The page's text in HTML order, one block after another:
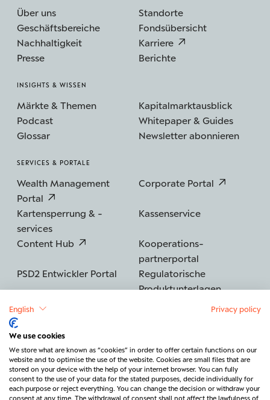
Über uns
Standorte
Geschäftsbereiche
Fondsübersicht
Nachhaltigkeit
Karriere
Presse
Berichte
INSIGHTS & WISSEN
Märkte & Themen
Kapitalmarktausblick
Podcast
Whitepaper & Guides
Glossar
Newsletter abonnieren
SERVICES & PORTALE
Wealth Management
Portal
Corporate Portal
Kartensperrung & -
services
Kassenservice
Content Hub
Kooperations­
partnerportal
PSD2 Entwickler Portal
Regulatorische
Produktunterlagen
Datenschutz Sicherheit Barrierefreiheit
Rechtliches & Regulatorik
English Privacy policy
We use cookies
We store what are known as “cookies” in order to offer certain functions on our
website and to optimise the use of the website. Cookies are small files that are
stored on your device with the help of your internet browser. You can fully
consent to the use of your data for the stated purposes, decide individually for
each purpose or reject everything. You can change the decision or withdraw your
consent at any time. The withdrawal of consent shall not affect the lawfulness of